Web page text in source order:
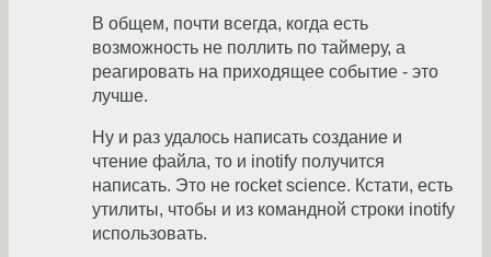
В общем, почти всегда, когда есть
возможность не поллить по таймеру, а
реагировать на приходящее событие - это
лучше.
Ну и раз удалось написать создание и
чтение файла, то и inotify получится
написать. Это не rocket science. Кстати, есть
утилиты, чтобы и из командной строки inotify
использовать.